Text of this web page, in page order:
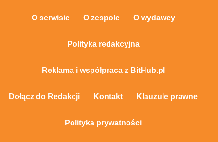
O serwisie O zespole O wydawcy
Polityka redakcyjna
Reklama i współpraca z BitHub.pl
Dołącz do Redakcji Kontakt Klauzule prawne
Polityka prywatności